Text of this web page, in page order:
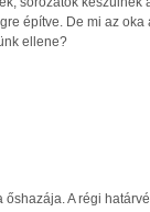
építve. De mi az
ellene?
őshazája. A régi